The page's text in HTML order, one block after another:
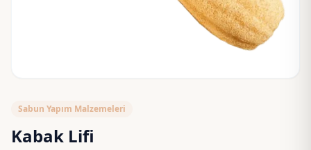
Sabun Yapım Malzemeleri
Kabak Lifi